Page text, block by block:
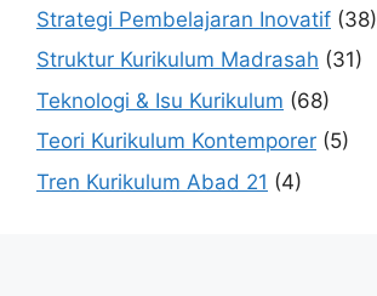
Strategi Pembelajaran Inovatif (38)
Struktur Kurikulum Madrasah (31)
Teknologi & Isu Kurikulum (68)
Teori Kurikulum Kontemporer (5)
Tren Kurikulum Abad 21 (4)